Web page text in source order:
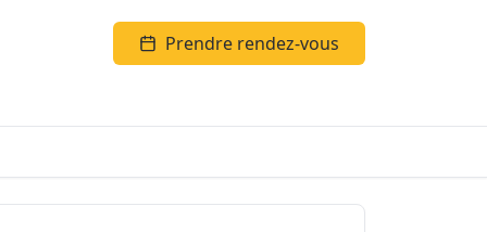
Prendre rendez-vous